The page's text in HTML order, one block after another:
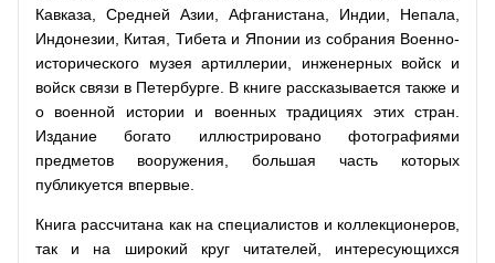
Кавказа, Средней Азии, Афганистана, Индии, Непала,
Индонезии, Китая, Тибета и Японии из собрания Военно-
исторического музея артиллерии, инженерных войск и
войск связи в Петербурге. В книге рассказывается также и
о военной истории и военных традициях этих стран.
Издание богато иллюстрировано фотографиями
предметов вооружения, большая часть которых
публикуется впервые.
Книга рассчитана как на специалистов и коллекционеров,
так и на широкий круг читателей, интересующихся